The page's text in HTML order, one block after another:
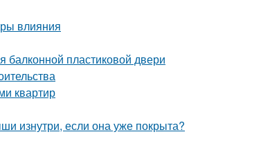
влияния
балконной пластиковой двери
квартир
изнутри, если она уже покрыта?